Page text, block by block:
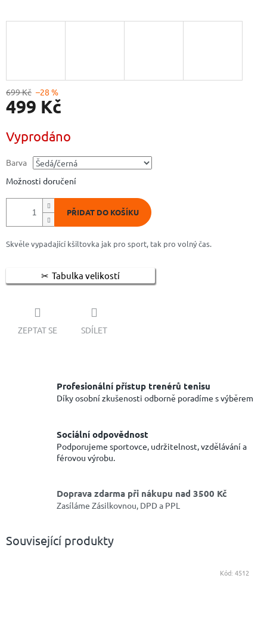
699 Kč –28 %
499 Kč
cena:
Vyprodáno
Barva
Možnosti doručení
PŘIDAT DO KOŠÍKU
Skvěle vypadající kšiltovka jak pro sport, tak pro volný čas.
Tabulka velikostí
ZEPTAT SE SDÍLET
Profesionální přístup trenérů tenisu
Díky osobní zkušenosti odborně poradíme s výběrem
Sociální odpovědnost
Podporujeme sportovce, udržitelnost, vzdělávání a
férovou výrobu.
Doprava zdarma při nákupu nad 3500 Kč
Zasíláme Zásilkovnou, DPD a PPL
Související produkty
Kód: 4512